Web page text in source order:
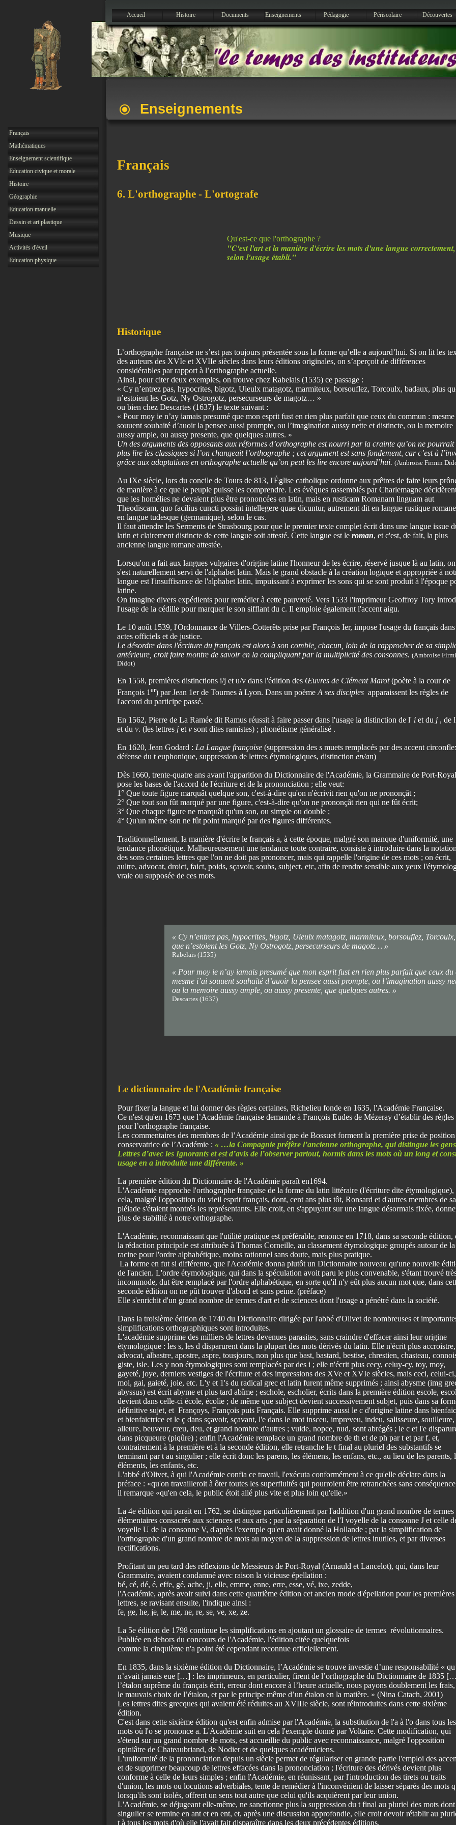
Enseignements
Français
6. L'orthographe - L'ortografe
Qu'est-ce que l'orthographe ?
"C'est l'art et la manière d'écrire les mots d'une langue correctement,
selon l'usage établi."
Historique
L’orthographe française ne s’est pas toujours présentée sous la forme qu’elle a aujourd’hui. Si on lit les
des auteurs des XVIe et XVIIe siècles dans leurs éditions originales, on s’aperçoit de différences
considérables par rapport à l’orthographe actuelle.
Ainsi, pour citer deux exemples, on trouve chez Rabelais (1535) ce passage :
« Cy n’entrez pas, hypocrites, bigotz, Uieulx matagotz, marmiteux, borsouflez, Torcoulx, badaux, plus
n’estoient les Gotz, Ny Ostrogotz, persecurseurs de magotz… »
ou bien chez Descartes (1637) le texte suivant :
« Pour moy ie n’ay iamais presumé que mon esprit fust en rien plus parfait que ceux du commun : mesme
souuent souhaité d’auoir la pensee aussi prompte, ou l’imagination aussy nette et distincte, ou la memoire
aussy ample, ou aussy presente, que quelques autres. »
Un des arguments des opposants aux réformes d’orthographe est nourri par la crainte qu’on ne pourrait
plus lire les classiques si l’on changeait l’orthographe ; cet argument est sans fondement, car c’est à
grâce aux adaptations en orthographe actuelle qu’on peut les lire encore aujourd’hui. (Ambroise Firmin
Au IXe siècle, lors du concile de Tours de 813, l'Église catholique ordonne aux prêtres de faire leurs
de manière à ce que le peuple puisse les comprendre. Les évêques rassemblés par Charlemagne
que les homélies ne devaient plus être prononcées en latin, mais en rusticam Romanam linguam aut
Theodiscam, quo facilius cuncti possint intellegere quae dicuntur, autrement dit en langue rustique
en langue tudesque (germanique), selon le cas.
Il faut attendre les Serments de Strasbourg pour que le premier texte complet écrit dans une langue issue
latin et clairement distincte de cette langue soit attesté. Cette langue est le roman, et c'est, de fait, la plus
ancienne langue romane attestée.
Lorsqu'on a fait aux langues vulgaires d'origine latine l'honneur de les écrire, réservé jusque là au latin, on
s'est naturellement servi de l'alphabet latin. Mais le grand obstacle à la création logique et appropriée à
langue est l'insuffisance de l'alphabet latin, impuissant à exprimer les sons qui se sont produit à l'époque
latine.
On imagine divers expédients pour remédier à cette pauvreté. Vers 1533 l'imprimeur Geoffroy Tory
l'usage de la cédille pour marquer le son sifflant du c. Il emploie également l'accent aigu.
Le 10 août 1539, l'Ordonnance de Villers-Cotterêts prise par François Ier, impose l'usage du français
actes officiels et de justice.
Le désordre dans l'écriture du français est alors à son comble, chacun, loin de la rapprocher de sa
antérieure, croit faire montre de savoir en la compliquant par la multiplicité des consonnes. (Ambroise
Didot)
En 1558, premières distinctions i/j et u/v dans l'édition des Œuvres de Clément Marot(poète à la cour de
François 1 er) par Jean 1er de Tournes à Lyon. Dans un poème A ses disciples apparaissent les règles de
l'accord du participe passé.
En 1562, Pierre de La Ramée dit Ramus réussit à faire passer dans l'usage la distinction de l' i et du j , de
et du v. (les lettres j et v sont dites ramistes) ; phonétisme généralisé .
En 1620, Jean Godard : La Langue françoise (suppression des s muets remplacés par des accent
défense du t euphonique, suppression de lettres étymologiques, distinction en/an)
Dès 1660, trente-quatre ans avant l'apparition du Dictionnaire de l'Académie, la Grammaire de Port-Royal
pose les bases de l'accord de l'écriture et de la prononciation ; elle veut:
1° Que toute figure marquât quelque son, c'est-à-dire qu'on n'écrivit rien qu'on ne prononçât ;
2° Que tout son fût marqué par une figure, c'est-à-dire qu'on ne prononçât rien qui ne fût écrit;
3° Que chaque figure ne marquât qu'un son, ou simple ou double ;
4° Qu'un même son ne fût point marqué par des figures différentes.
Traditionnellement, la manière d'écrire le français a, à cette époque, malgré son manque d'uniformité, une
tendance phonétique. Malheureusement une tendance toute contraire, consiste à introduire dans la notation
des sons certaines lettres que l'on ne doit pas prononcer, mais qui rappelle l'origine de ces mots ; on écrit,
aultre, advocat, droict, faict, poids, sçavoir, soubs, subject, etc, afin de rendre sensible aux yeux
vraie ou supposée de ces mots.
Le dictionnaire de l'Académie française
Pour fixer la langue et lui donner des règles certaines, Richelieu fonde en 1635, l'Académie Française.
Ce n'est qu'en 1673 que l’Académie française demande à François Eudes de Mézeray d’établir des règles
pour l’orthographe française.
Les commentaires des membres de l’Académie ainsi que de Bossuet forment la première prise de position
conservatrice de l’Académie : « …la Compagnie préfère l’ancienne orthographe, qui distingue les
Lettres d’avec les Ignorants et est d’avis de l’observer partout, hormis dans les mots où un long et
usage en a introduite une différente. »
La première édition du Dictionnaire de l'Académie paraît en1694.
L'Académie rapproche l'orthographe française de la forme du latin littéraire (l'écriture dite étymologique),
cela, malgré l'opposition du vieil esprit français, dont, cent ans plus tôt, Ronsard et d'autres membres de sa
pléiade s'étaient montrés les représentants. Elle croit, en s'appuyant sur une langue désormais fixée,
plus de stabilité à notre orthographe.
L'Académie, reconnaissant que l'utilité pratique est préférable, renonce en 1718, dans sa seconde édition,
la rédaction principale est attribuée à Thomas Corneille, au classement étymologique groupés autour de la
racine pour l'ordre alphabétique, moins rationnel sans doute, mais plus pratique.
La forme en fut si différente, que l'Académie donna plutôt un Dictionnaire nouveau qu'une nouvelle
de l'ancien. L'ordre étymologique, qui dans la spéculation avoit paru le plus convenable, s'étant trouvé
incommode, dut être remplacé par l'ordre alphabétique, en sorte qu'il n'y eût plus aucun mot que, dans
seconde édition on ne pût trouver d'abord et sans peine. (préface)
Elle s'enrichit d'un grand nombre de termes d'art et de sciences dont l'usage a pénétré dans la société.
Dans la troisième édition de 1740 du Dictionnaire dirigée par l'abbé d'Olivet de nombreuses et
simplifications orthographiques sont introduites.
L'académie supprime des milliers de lettres devenues parasites, sans craindre d'effacer ainsi leur origine
étymologique : les s, les d disparurent dans la plupart des mots dérivés du latin. Elle n'écrit plus accroistre,
advocat, albastre, apostre, aspre, tousjours, non plus que bast, bastard, bestise, chrestien, chasteau,
giste, isle. Les y non étymologiques sont remplacés par des i ; elle n'écrit plus cecy, celuy-cy, toy, moy,
gayeté, joye, derniers vestiges de l'écriture et des impressions des XVe et XVIe siècles, mais ceci, celui-
moi, gai, gaieté, joie, etc. L'y et 1's du radical grec et latin furent même supprimés ; ainsi abysme (img
abyssus) est écrit abyme et plus tard abîme ; eschole, escholier, écrits dans la première édition escole,
devient dans celle-ci école, écolie ; de même que subject devient successivement subjet, puis dans sa
définitive sujet, et Françoys, François puis Français. Elle supprime aussi le c d'origine latine dans
et bienfaictrice et le ç dans sçavoir, sçavant, l'e dans le mot insceu, impreveu, indeu, salisseure, souilleure,
alleure, beuveur, creu, deu, et grand nombre d'autres ; vuide, nopce, nud, sont abrégés ; le c et l'e
dans picqueure (piqûre) ; enfin l'Académie remplace un grand nombre de th et de ph par t et par f, et,
contrairement à la première et à la seconde édition, elle retranche le t final au pluriel des substantifs se
terminant par t au singulier ; elle écrit donc les parens, les élémens, les enfans, etc., au lieu de les parents,
éléments, les enfants, etc.
L'abbé d'Olivet, à qui l'Académie confia ce travail, l'exécuta conformément à ce qu'elle déclare dans la
préface : «qu'on travailleroit à ôter toutes les superfluités qui pourroient être retranchées sans
il remarque «qu'en cela, le public étoit allé plus vite et plus loin qu'elle.»
La 4e édition qui parait en 1762, se distingue particulièrement par l'addition d'un grand nombre de termes
élémentaires consacrés aux sciences et aux arts ; par la séparation de l'I voyelle de la consonne J et celle
voyelle U de la consonne V, d'après l'exemple qu'en avait donné la Hollande ; par la simplification de
l'orthographe d'un grand nombre de mots au moyen de la suppression de lettres inutiles, et par diverses
rectifications.
Profitant un peu tard des réflexions de Messieurs de Port-Royal (Arnauld et Lancelot), qui, dans leur
Grammaire, avaient condamné avec raison la vicieuse épellation :
bé, cé, dé, é, effe, gé, ache, ji, elle, emme, enne, erre, esse, vé, ixe, zedde,
l'Académie, après avoir suivi dans cette quatrième édition cet ancien mode d'épellation pour les premières
lettres, se ravisant ensuite, l'indique ainsi :
fe, ge, he, je, le, me, ne, re, se, ve, xe, ze.
La 5e édition de 1798 continue les simplifications en ajoutant un glossaire de termes révolutionnaires.
Publiée en dehors du concours de l'Académie, l'édition citée quelquefois
comme la cinquième n'a point été cependant reconnue officiellement.
En 1835, dans la sixième édition du Dictionnaire, l’Académie se trouve investie d’une responsabilité «
n’avait jamais eue […] : les imprimeurs, en particulier, firent de l’orthographe du Dictionnaire de 1835
l’étalon suprême du français écrit, erreur dont encore à l’heure actuelle, nous payons doublement les
le mauvais choix de l’étalon, et par le principe même d’un étalon en la matière. » (Nina Catach, 2001)
Les lettres dites grecques qui avaient été réduites au XVIIIe siècle, sont réintroduites dans cette sixième
édition.
C'est dans cette sixième édition qu'est enfin admise par l'Académie, la substitution de l'a à l'o dans tous les
mots où l'o se prononce a. L'Académie suit en cela l'exemple donné par Voltaire. Cette modification, qui
s'étend sur un grand nombre de mots, est accueillie du public avec reconnaissance, malgré l'opposition
opiniâtre de Chateaubriand, de Nodier et de quelques académiciens.
L'uniformité de la prononciation depuis un siècle permet de régulariser en grande partie l'emploi des
et de supprimer beaucoup de lettres effacées dans la prononciation ; l'écriture des dérivés devient plus
conforme à celle de leurs simples ; enfin l'Académie, en réunissant, par l'introduction des tirets ou traits
d'union, les mots ou locutions adverbiales, tente de remédier à l'inconvénient de laisser séparés des mots
lorsqu'ils sont isolés, offrent un sens tout autre que celui qu'ils acquièrent par leur union.
L'Académie, se déjugeant elle-même, ne sanctionne plus la suppression du t final au pluriel des mots
singulier se termine en ant et en ent, et, après une discussion approfondie, elle croit devoir rétablir au
t à tous les mots d'où elle l'avait fait disparaître dans les deux précédentes éditions.
« Cy n’entrez pas, hypocrites, bigotz, Uieulx matagotz, marmiteux, borsouflez,
que n’estoient les Gotz, Ny Ostrogotz, persecurseurs de magotz… »
Rabelais (1535)
« Pour moy ie n’ay iamais presumé que mon esprit fust en rien plus parfait que ceux du
mesme i’ai souuent souhaité d’auoir la pensee aussi prompte, ou l’imagination aussy
ou la memoire aussy ample, ou aussy presente, que quelques autres. »
Descartes (1637)
Français
Mathématiques
Enseignement scientifique
Education civique et morale
Histoire
Géographie
Education manuelle
Dessin et art plastique
Musique
Activités d'éveil
Education physique
Accueil Histoire Documents Enseignements Pédagogie Périscolaire Découvertes